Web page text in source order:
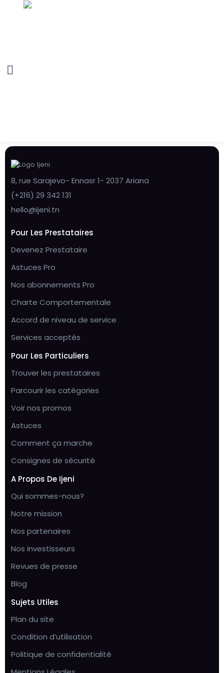
8, rue Sarajevo- Ennasr 1- 2037 Ariana
(+216) 29 342 131
hello@ijeni.tn
Pour Les Prestataires
Devenez Prestataire
Astuces Pro
Nos abonnements Pro
Charte Comportementale
Accord de niveau de service
Services acceptés
Pour Les Particuliers
Trouver les prestataires
Parcourir les catégories
Voir nos promos
Astuces
Comment ça marche
Consignes de sécurité
A Propos De Ijeni
Qui sommes-nous?
Notre mission
Nos partenaires
Nos investisseurs
Revues de presse
Blog
Sujets Utiles
Plan du site
Condition d’utilisation
Politique de confidentialité